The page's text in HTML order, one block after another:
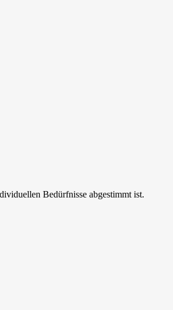
Bedürfnisse abgestimmt ist.